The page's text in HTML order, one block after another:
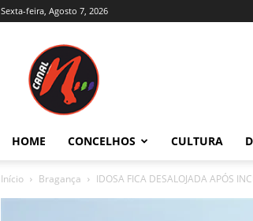
Sexta-feira, Agosto 7, 2026
Trás-
e
Alto
HOME CONCELHOS CULTURA
Início Bragança IDOSA FICA DESALOJADA APÓS